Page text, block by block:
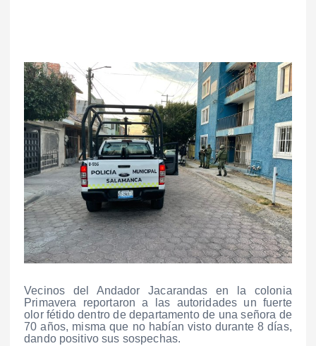
Vecinos del Andador Jacarandas en la colonia
Primavera reportaron a las autoridades un fuerte
olor fétido dentro de departamento de una señora de
70 años, misma que no habían visto durante 8 días,
dando positivo sus sospechas.